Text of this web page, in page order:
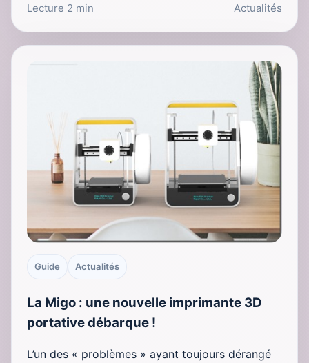
Lecture 2 min Actualités
Guide Actualités
La Migo : une nouvelle imprimante 3D
portative débarque !
L’un des « problèmes » ayant toujours dérangé